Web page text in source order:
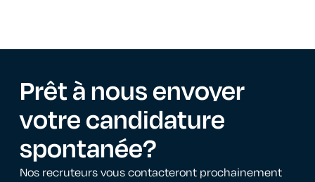
Prêt à nous envoyer
votrecandidature
spontanée?
Nos recruteurs vous contacteront prochainement